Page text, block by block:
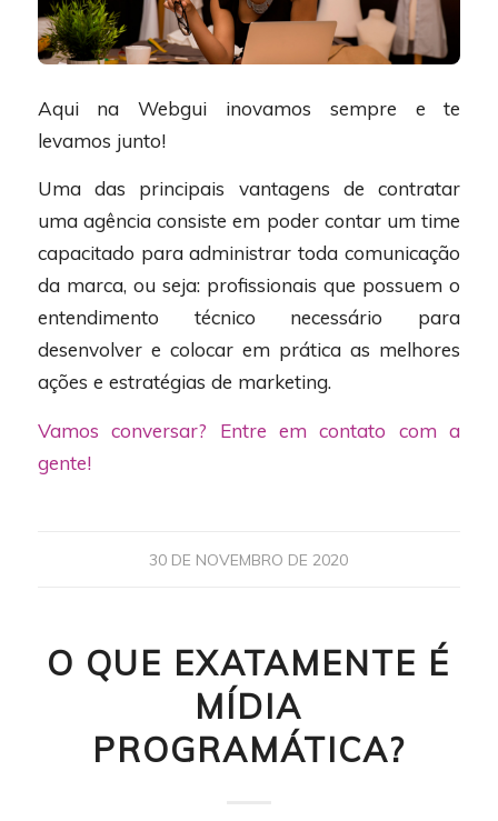
Aqui na Webgui inovamos sempre e te
levamos junto!
Uma das principais vantagens de contratar
uma agência consiste em poder contar um time
capacitado para administrar toda comunicação
da marca, ou seja: profissionais que possuem o
entendimento técnico necessário para
desenvolver e colocar em prática as melhores
ações e estratégias de marketing.
Vamos conversar? Entre em contato com a
gente!
30 DE NOVEMBRO DE 2020
O QUE EXATAMENTE É
MÍDIA
PROGRAMÁTICA?